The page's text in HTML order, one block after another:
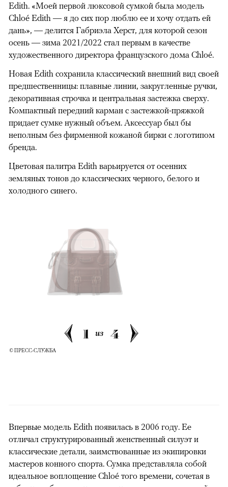
Edith. «Моей первой люксовой сумкой была модель
Chloé Edith — я до сих пор люблю ее и хочу отдать ей
дань», — делится Габриэла Херст, для которой сезон
осень — зима 2021/2022 стал первым в качестве
художественного директора французского дома Chloé.
Новая Edith сохранила классический внешний вид своей
предшественницы: плавные линии, закругленные ручки,
декоративная строчка и центральная застежка сверху.
Компактный передний карман с застежкой-пряжкой
придает сумке нужный объем. Аксессуар был бы
неполным без фирменной кожаной бирки с логотипом
бренда.
Цветовая палитра Edith варьируется от осенних
земляных тонов до классических черного, белого и
холодного синего.
1 из 4
© ПРЕСС-СЛУЖБА
Впервые модель Edith появилась в 2006 году. Ее
отличал структурированный женственный силуэт и
классические детали, заимствованные из экипировки
мастеров конного спорта. Сумка представляла собой
идеальное воплощение Chloé того времени, сочетая в